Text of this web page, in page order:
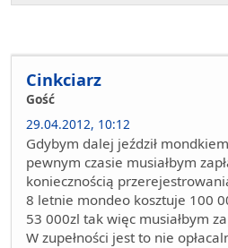
Cinkciarz
Gość
29.04.2012, 10:12
Gdybym dalej jeździł
pewnym czasie musiałbym
koniecznością
8 letnie mondeo kosztuje 100
53 000zl tak więc musiałbym
W zupełności jest to nie